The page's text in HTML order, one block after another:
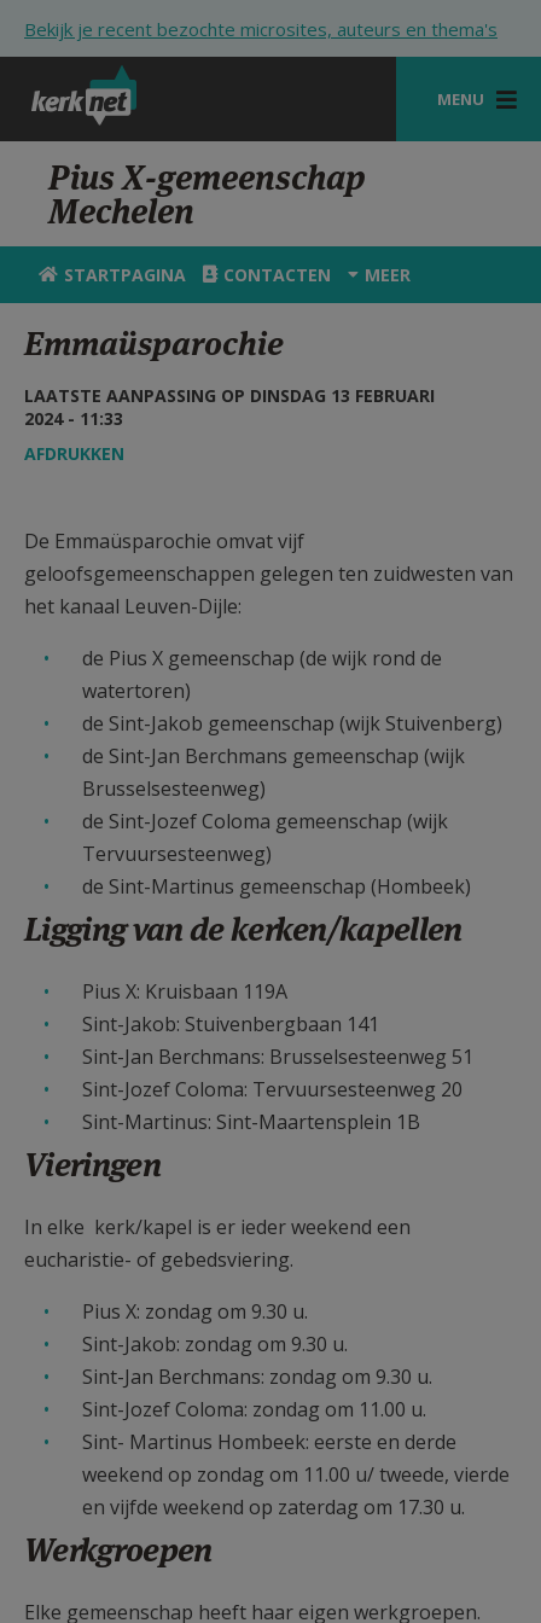
Bekijk je recent bezochte microsites, auteurs en thema's
MENU
STARTPAGINA
KERK
VIERINGEN
ZOEKEN
HULP
STARTPAGINA PORTAAL
AANMELDEN OF REGISTREREN
Pius X-gemeenschap
Mechelen
STARTPAGINA CONTACTEN MEER
Emmaüsparochie
LAATSTE AANPASSING OP DINSDAG 13 FEBRUARI
2024 - 11:33
AFDRUKKEN
De Emmaüsparochie omvat vijf
geloofsgemeenschappen gelegen ten zuidwesten van
het kanaal Leuven-Dijle:
de Pius X gemeenschap (de wijk rond de
watertoren)
de Sint-Jakob gemeenschap (wijk Stuivenberg)
de Sint-Jan Berchmans gemeenschap (wijk
Brusselsesteenweg)
de Sint-Jozef Coloma gemeenschap (wijk
Tervuursesteenweg)
de Sint-Martinus gemeenschap (Hombeek)
Ligging van de kerken/kapellen
Pius X: Kruisbaan 119A
Sint-Jakob: Stuivenbergbaan 141
Sint-Jan Berchmans: Brusselsesteenweg 51
Sint-Jozef Coloma: Tervuursesteenweg 20
Sint-Martinus: Sint-Maartensplein 1B
Vieringen
In elke kerk/kapel is er ieder weekend een
eucharistie- of gebedsviering.
Pius X: zondag om 9.30 u.
Sint-Jakob: zondag om 9.30 u.
Sint-Jan Berchmans: zondag om 9.30 u.
Sint-Jozef Coloma: zondag om 11.00 u.
Sint- Martinus Hombeek: eerste en derde
weekend op zondag om 11.00 u/ tweede, vierde
en vijfde weekend op zaterdag om 17.30 u.
Werkgroepen
Elke gemeenschap heeft haar eigen werkgroepen.